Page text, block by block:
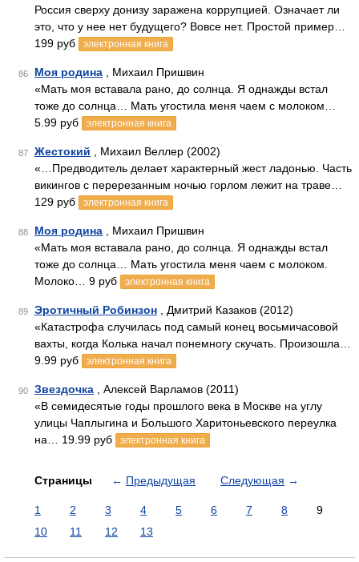
Россия сверху донизу заражена коррупцией. Означает ли
это, что у нее нет будущего? Вовсе нет. Простой пример…
199 руб
электронная книга
86 Моя родина , Михаил Пришвин
«Мать моя вставала рано, до солнца. Я однажды встал
тоже до солнца… Мать угостила меня чаем с молоком…
5.99 руб
электронная книга
87 Жестокий , Михаил Веллер (2002)
«…Предводитель делает характерный жест ладонью. Часть
викингов с перерезанным ночью горлом лежит на траве…
129 руб
электронная книга
88 Моя родина , Михаил Пришвин
«Мать моя вставала рано, до солнца. Я однажды встал
тоже до солнца… Мать угостила меня чаем с молоком.
Молоко… 9 руб
электронная книга
89 Эротичный Робинзон , Дмитрий Казаков (2012)
«Катастрофа случилась под самый конец восьмичасовой
вахты, когда Колька начал понемногу скучать. Произошла…
9.99 руб
электронная книга
90 Звездочка , Алексей Варламов (2011)
«В семидесятые годы прошлого века в Москве на углу
улицы Чаплыгина и Большого Харитоньевского переулка
на… 19.99 руб
электронная книга
Страницы ← Предыдущая Следующая →
1 2 3 4 5 6 7 8
9
10
11 12 13